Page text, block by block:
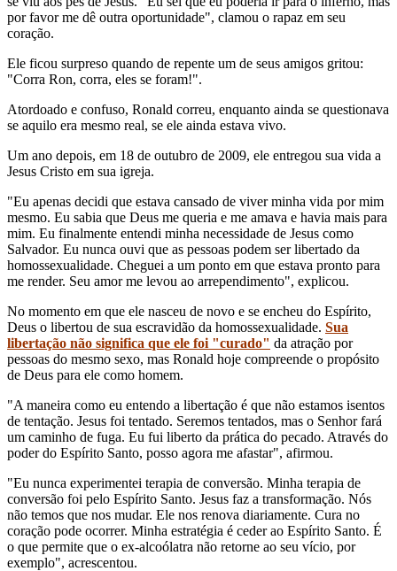
por favor me dê outra oportunidade", clamou o rapaz em seu
coração.
Ele ficou surpreso quando de repente um de seus amigos gritou:
"Corra Ron, corra, eles se foram!".
Atordoado e confuso, Ronald correu, enquanto ainda se questionava
se aquilo era mesmo real, se ele ainda estava vivo.
Um ano depois, em 18 de outubro de 2009, ele entregou sua vida a
Jesus Cristo em sua igreja.
"Eu apenas decidi que estava cansado de viver minha vida por mim
mesmo. Eu sabia que Deus me queria e me amava e havia mais para
mim. Eu finalmente entendi minha necessidade de Jesus como
Salvador. Eu nunca ouvi que as pessoas podem ser libertado da
homossexualidade. Cheguei a um ponto em que estava pronto para
me render. Seu amor me levou ao arrependimento", explicou.
No momento em que ele nasceu de novo e se encheu do Espírito,
Deus o libertou de sua escravidão da homossexualidade. Sua
libertação não significa que ele foi "curado" da atração por
pessoas do mesmo sexo, mas Ronald hoje compreende o propósito
de Deus para ele como homem.
"A maneira como eu entendo a libertação é que não estamos isentos
de tentação. Jesus foi tentado. Seremos tentados, mas o Senhor fará
um caminho de fuga. Eu fui liberto da prática do pecado. Através do
poder do Espírito Santo, posso agora me afastar", afirmou.
"Eu nunca experimentei terapia de conversão. Minha terapia de
conversão foi pelo Espírito Santo. Jesus faz a transformação. Nós
não temos que nos mudar. Ele nos renova diariamente. Cura no
coração pode ocorrer. Minha estratégia é ceder ao Espírito Santo. É
o que permite que o ex-alcoólatra não retorne ao seu vício, por
exemplo", acrescentou.